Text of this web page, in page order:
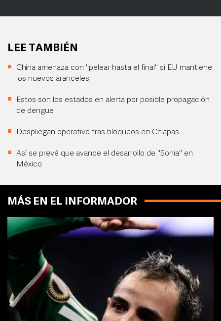
LEE TAMBIÉN
China amenaza con "pelear hasta el final" si EU mantiene
los nuevos aranceles
Estos son los estados en alerta por posible propagación
de dengue
Despliegan operativo tras bloqueos en Chiapas
Así se prevé que avance el desarrollo de "Sonia" en
México
MÁS EN EL INFORMADOR